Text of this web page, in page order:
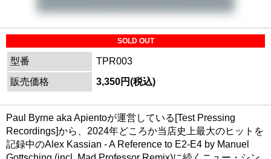
SOLD OUT
型番
TPR003
販売価格
3,350円(税込)
Paul Byrne aka Apientoが運営している[Test Pressing
Recordings]から、2024年どころか当店史上最大のヒットを
記録中のAlex Kassian - A Reference to E2-E4 by Manuel